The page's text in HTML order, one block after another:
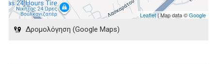
Leaflet| Map data ©Google
Δρομολόγηση (Google Maps)